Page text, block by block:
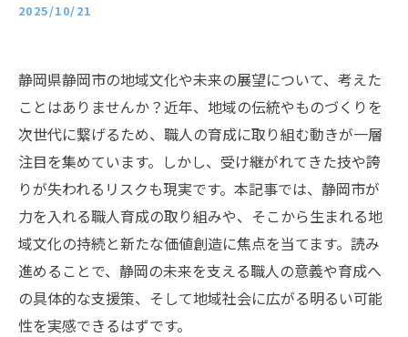
2025/10/21
静岡県静岡市の地域文化や未来の展望について、考えた
ことはありませんか？近年、地域の伝統やものづくりを
次世代に繋げるため、職人の育成に取り組む動きが一層
注目を集めています。しかし、受け継がれてきた技や誇
りが失われるリスクも現実です。本記事では、静岡市が
力を入れる職人育成の取り組みや、そこから生まれる地
域文化の持続と新たな価値創造に焦点を当てます。読み
進めることで、静岡の未来を支える職人の意義や育成へ
の具体的な支援策、そして地域社会に広がる明るい可能
性を実感できるはずです。